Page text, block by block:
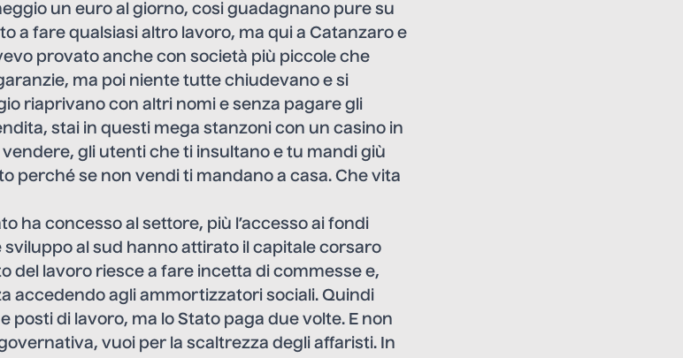
un euro al giorno, cosi guadagnano pure su
a fare qualsiasi altro lavoro, ma qui a Catanzaro e
provato anche con società più piccole che
ma poi niente tutte chiudevano e si
riaprivano con altri nomi e senza pagare gli
stai in questi mega stanzoni con un casino in
gli utenti che ti insultano e tu mandi giù
perché se non vendi ti mandano a casa. Che vita
ha concesso al settore, più l’accesso ai fondi
al sud hanno attirato il capitale corsaro
del lavoro riesce a fare incetta di commesse e,
accedendo agli ammortizzatori sociali. Quindi
posti di lavoro, ma lo Stato paga due volte. E non
vuoi per la scaltrezza degli affaristi. In